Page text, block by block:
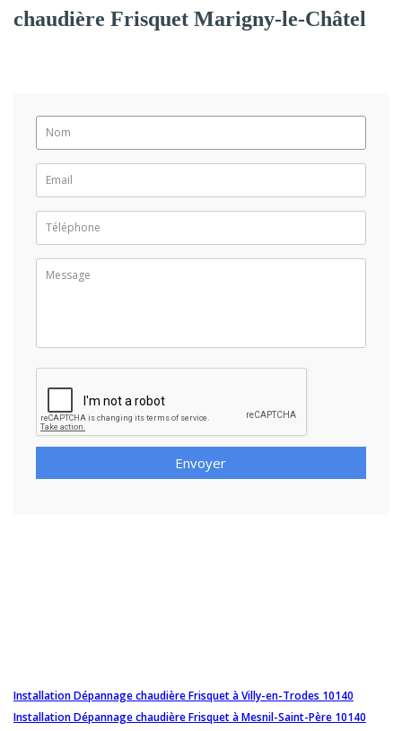
chaudière Frisquet Marigny-le-Châtel
Envoyer
Installation Dépannage chaudière Frisquet à Villy-en-Trodes 10140
Installation Dépannage chaudière Frisquet à Mesnil-Saint-Père 10140